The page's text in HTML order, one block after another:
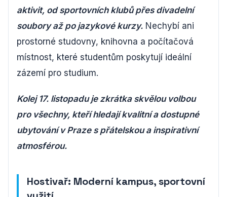
aktivit, od sportovních klubů přes divadelní
soubory až po jazykové kurzy. Nechybí ani
prostorné studovny, knihovna a počítačová
místnost, které studentům poskytují ideální
zázemí pro studium.
Kolej 17. listopadu je zkrátka skvělou volbou
pro všechny, kteří hledají kvalitní a dostupné
ubytování v Praze s přátelskou a inspirativní
atmosférou.
Hostivař: Moderní kampus, sportovní